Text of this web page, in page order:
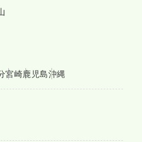
宮崎鹿児島沖縄